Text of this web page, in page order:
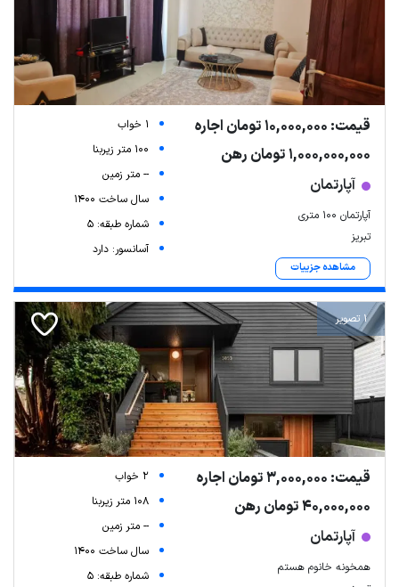
قیمت: 10,000,000 تومان اجاره
1,000,000,000 تومان رهن
آپارتمان
آپارتمان ۱۰۰ متری
تبریز
مشاهده جزییات
1 خواب
100 متر زیربنا
-- متر زمین
سال ساخت 1400
شماره طبقه: 5
آسانسور: دارد
1 تصویر
قیمت: 3,000,000 تومان اجاره
40,000,000 تومان رهن
آپارتمان
همخونه خانوم هستم
2 خواب
108 متر زیربنا
-- متر زمین
سال ساخت 1400
شماره طبقه: 5